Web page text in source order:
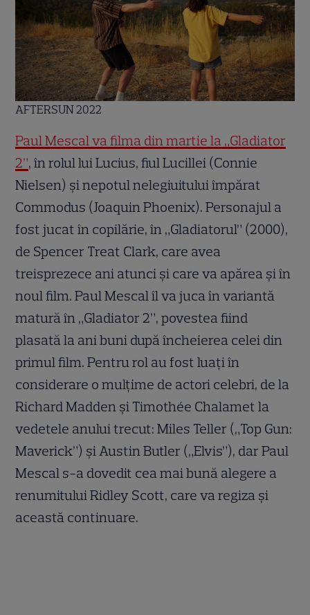
AFTERSUN 2022
Paul Mescal va filma din martie la „Gladiator
2”, în rolul lui Lucius, fiul Lucillei (Connie
Nielsen) și nepotul nelegiuitului împărat
Commodus (Joaquin Phoenix). Personajul a
fost jucat în copilărie, în „Gladiatorul” (2000),
de Spencer Treat Clark, care avea
treisprezece ani atunci și care va apărea și în
noul film. Paul Mescal îl va juca în variantă
matură în „Gladiator 2”, povestea fiind
plasată la ani buni după încheierea celei din
primul film. Pentru rol au fost luați în
considerare o mulțime de actori celebri, de la
Richard Madden și Timothée Chalamet la
vedetele anului trecut: Miles Teller („Top Gun:
Maverick”) și Austin Butler („Elvis”), dar Paul
Mescal s-a dovedit cea mai bună alegere a
renumitului Ridley Scott, care va regiza și
această continuare.